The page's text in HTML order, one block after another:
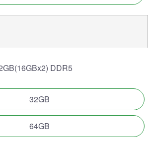
DDR5
32GB
64GB